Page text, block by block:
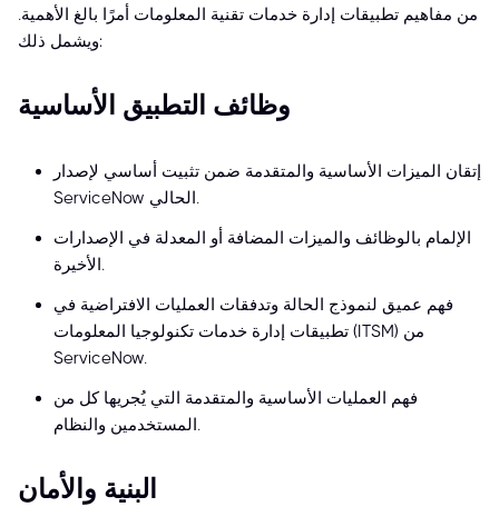
من مفاهيم تطبيقات إدارة خدمات تقنية المعلومات أمرًا بالغ الأهمية.
ويشمل ذلك:
وظائف التطبيق الأساسية
إتقان الميزات الأساسية والمتقدمة ضمن تثبيت أساسي لإصدار
ServiceNow الحالي.
الإلمام بالوظائف والميزات المضافة أو المعدلة في الإصدارات
الأخيرة.
فهم عميق لنموذج الحالة وتدفقات العمليات الافتراضية في
تطبيقات إدارة خدمات تكنولوجيا المعلومات (ITSM) من
ServiceNow.
فهم العمليات الأساسية والمتقدمة التي يُجريها كل من
المستخدمين والنظام.
البنية والأمان